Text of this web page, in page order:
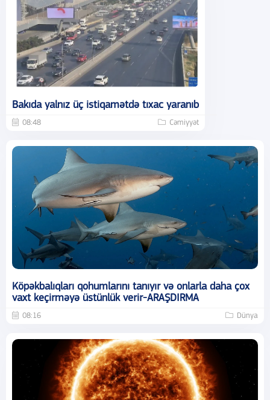
Bakıda yalnız üç istiqamətdə tıxac yaranıb
08:48 Cəmiyyət
Köpəkbalıqları qohumlarını tanıyır və onlarla daha çox
vaxt keçirməyə üstünlük verir-ARAŞDIRMA
08:16 Dünya